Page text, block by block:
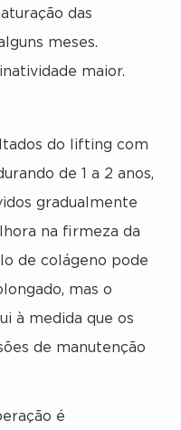
das
meses.
maior.
do lifting com
de 1 a 2 anos,
gradualmente
na firmeza da
de colágeno pode
mas o
à medida que os
de manutenção
é